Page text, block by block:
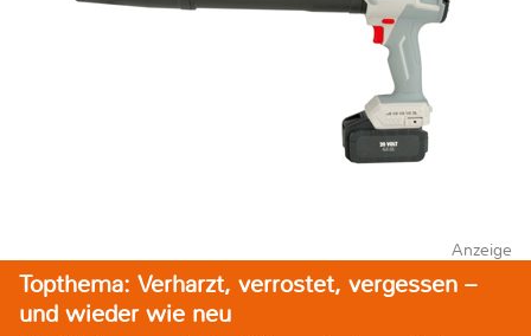
Anzeige
Topthema: Verharzt, verrostet, vergessen –
und wieder wie neu